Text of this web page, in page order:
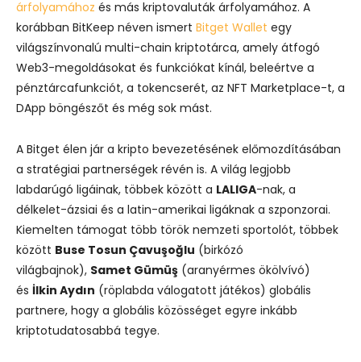
árfolyamához és más kriptovaluták árfolyamához. A
korábban BitKeep néven ismert Bitget Wallet egy
világszínvonalú multi-chain kriptotárca, amely átfogó
Web3-megoldásokat és funkciókat kínál, beleértve a
pénztárcafunkciót, a tokencserét, az NFT Marketplace-t, a
DApp böngészőt és még sok mást.
A Bitget élen jár a kripto bevezetésének előmozdításában
a stratégiai partnerségek révén is. A világ legjobb
labdarúgó ligáinak, többek között a LALIGA-nak, a
délkelet-ázsiai és a latin-amerikai ligáknak a szponzorai.
Kiemelten támogat több török nemzeti sportolót, többek
között Buse Tosun Çavuşoğlu (birkózó
világbajnok), Samet Gümüş (aranyérmes ökölvívó)
és İlkin Aydın (röplabda válogatott játékos) globális
partnere, hogy a globális közösséget egyre inkább
kriptotudatosabbá tegye.